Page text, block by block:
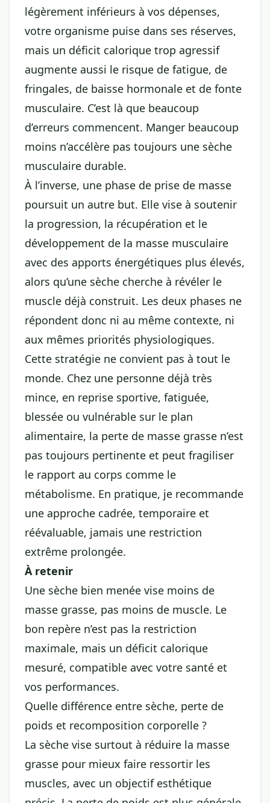
légèrement inférieurs à vos dépenses,
votre organisme puise dans ses réserves,
mais un déficit calorique trop agressif
augmente aussi le risque de fatigue, de
fringales, de baisse hormonale et de fonte
musculaire. C’est là que beaucoup
d’erreurs commencent. Manger beaucoup
moins n’accélère pas toujours une sèche
musculaire durable.
À l’inverse, une phase de prise de masse
poursuit un autre but. Elle vise à soutenir
la progression, la récupération et le
développement de la masse musculaire
avec des apports énergétiques plus élevés,
alors qu’une sèche cherche à révéler le
muscle déjà construit. Les deux phases ne
répondent donc ni au même contexte, ni
aux mêmes priorités physiologiques.
Cette stratégie ne convient pas à tout le
monde. Chez une personne déjà très
mince, en reprise sportive, fatiguée,
blessée ou vulnérable sur le plan
alimentaire, la perte de masse grasse n’est
pas toujours pertinente et peut fragiliser
le rapport au corps comme le
métabolisme. En pratique, je recommande
une approche cadrée, temporaire et
réévaluable, jamais une restriction
extrême prolongée.
À retenir
Une sèche bien menée vise moins de
masse grasse, pas moins de muscle. Le
bon repère n’est pas la restriction
maximale, mais un déficit calorique
mesuré, compatible avec votre santé et
vos performances.
Quelle différence entre sèche, perte de
poids et recomposition corporelle ?
La sèche vise surtout à réduire la masse
grasse pour mieux faire ressortir les
muscles, avec un objectif esthétique